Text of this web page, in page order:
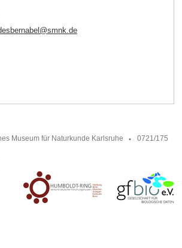
@smnk.de
Museum für Naturkunde Karlsruhe
0721/175